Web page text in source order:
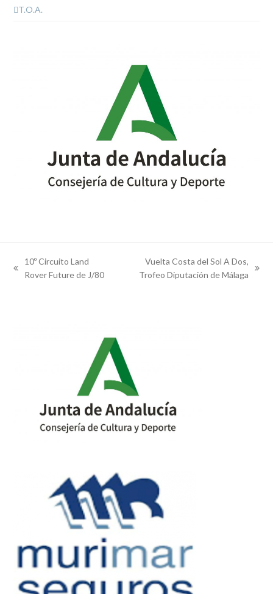
T.O.A.
previous
10º Circuito Land
Rover Future de J/80
Vuelta Costa del Sol A Dos,
Trofeo Diputación de Málaga